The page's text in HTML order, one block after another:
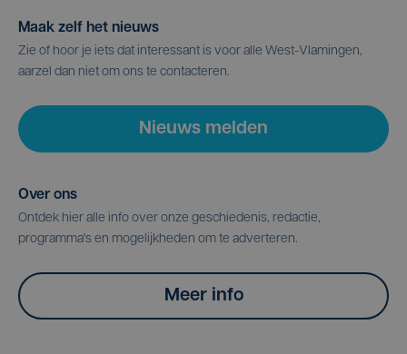
Maak zelf het nieuws
Zie of hoor je iets dat interessant is voor alle West-Vlamingen,
aarzel dan niet om ons te contacteren.
Nieuws melden
Over ons
Ontdek hier alle info over onze geschiedenis, redactie,
programma's en mogelijkheden om te adverteren.
Meer info